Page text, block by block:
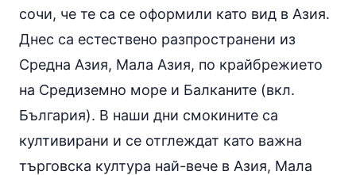
сочи, че те са се оформили като вид в Азия.
Днес са естествено разпространени из
Средна Азия, Мала Азия, по крайбрежието
на Средиземно море и Балканите (вкл.
България). В наши дни смокините са
култивирани и се отглеждат като важна
търговска култура най-вече в Азия, Мала